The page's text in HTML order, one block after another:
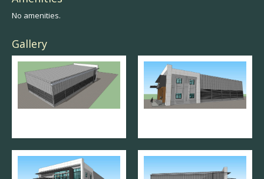
No amenities.
Gallery